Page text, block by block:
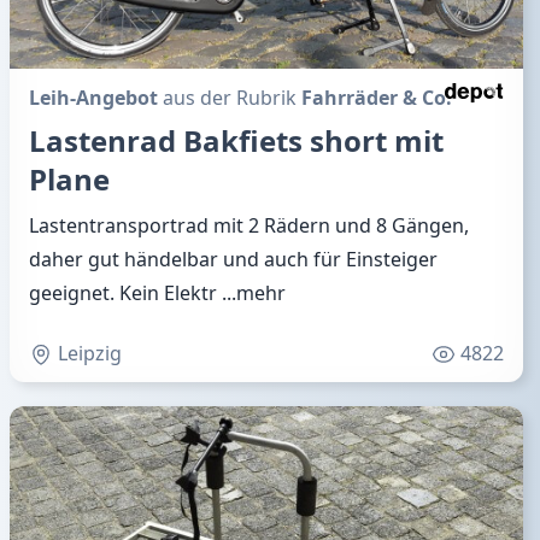
Leih-Angebotaus der Rubrik Fahrräder & Co.
Lastenrad Bakfiets short mit
Plane
Lastentransportrad mit 2 Rädern und 8 Gängen,
daher gut händelbar und auch für Einsteiger
geeignet. Kein Elektr ...mehr
Leipzig 4822